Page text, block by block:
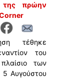
της πρώην
τέθηκε
του
των
Αυγούστου